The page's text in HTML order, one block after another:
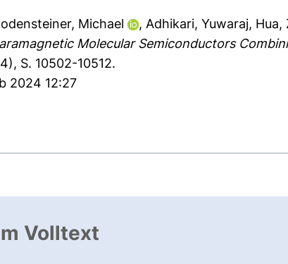
Michael ,Adhikari, Yuwaraj, Hua,
Molecular Semiconductors
S. 10502-10512.
2024 12:27
Volltext